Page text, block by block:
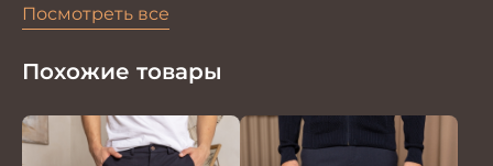
Посмотреть все
Похожие товары